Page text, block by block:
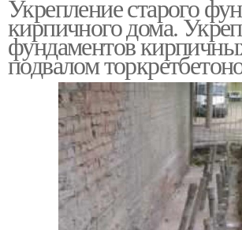
Укрепление старого
кирпичного дома.
фундаментов
подвалом